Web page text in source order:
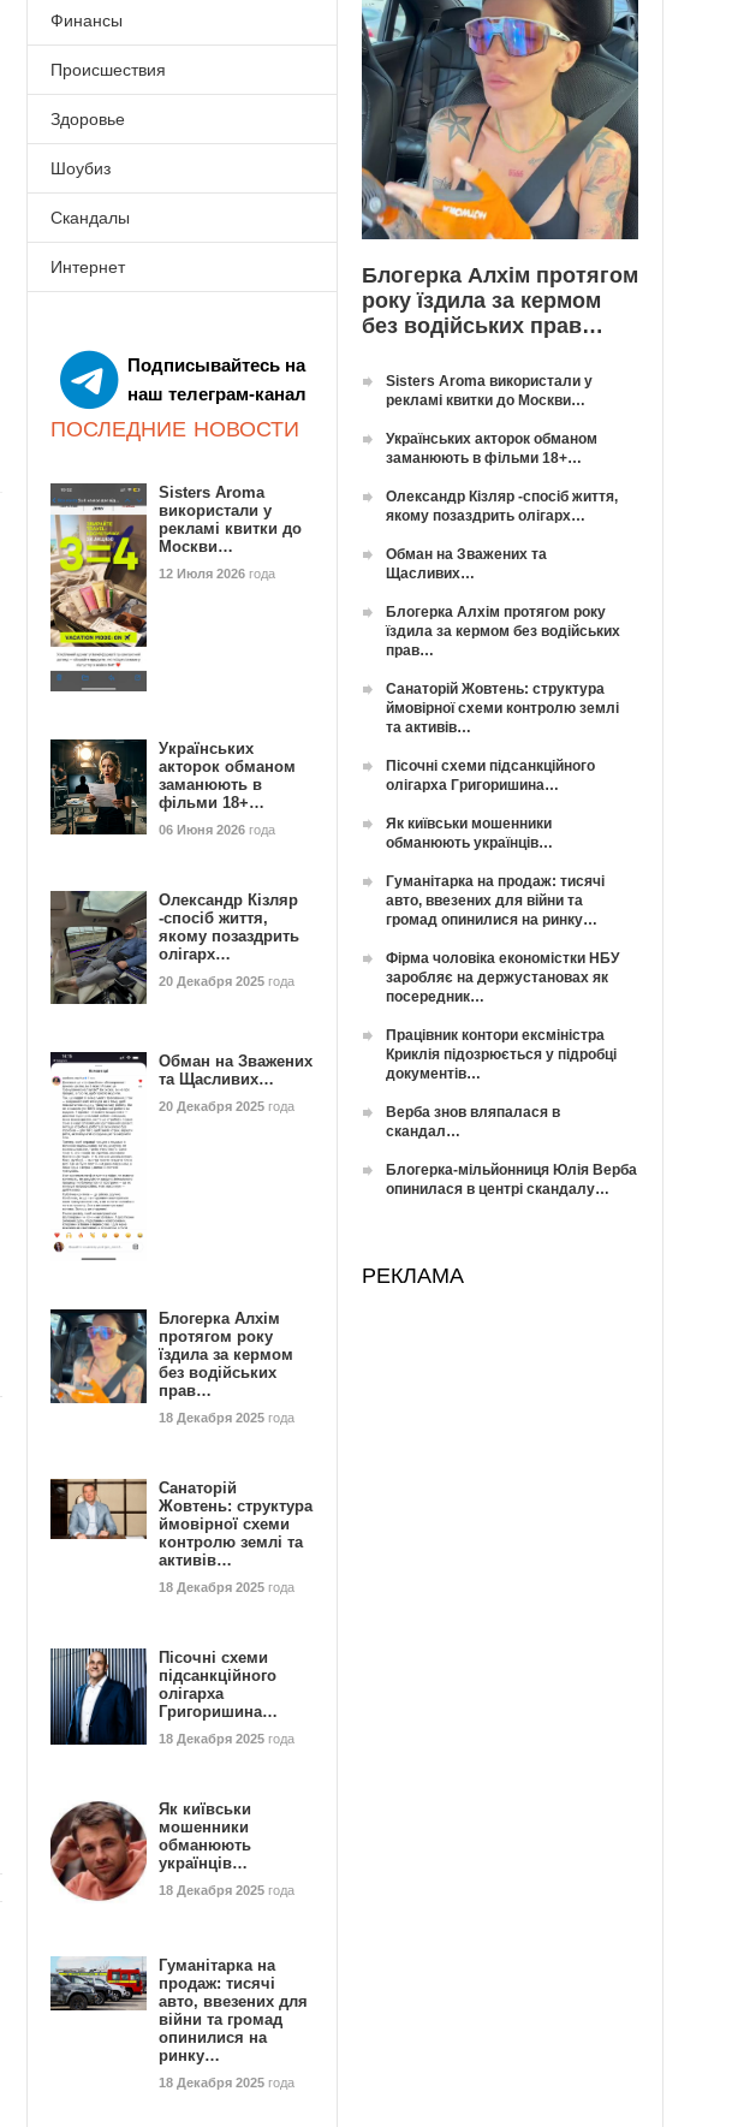
Финансы
Происшествия
Здоровье
Шоубиз
Скандалы
Интернет
Подписывайтесь на
наш телеграм-канал
ПОСЛЕДНИЕ НОВОСТИ
Sisters Aroma
використали у
рекламі квитки до
Москви…
12 Июля 2026 года
Українських
акторок обманом
заманюють в
фільми 18+…
06 Июня 2026 года
Олександр Кізляр
-спосіб життя,
якому позаздрить
олігарх…
20 Декабря 2025 года
Обман на Зважених
та Щасливих…
20 Декабря 2025 года
Блогерка Алхім
протягом року
їздила за кермом
без водійських
прав…
18 Декабря 2025 года
Санаторій
Жовтень: структура
ймовірної схеми
контролю землі та
активів…
18 Декабря 2025 года
Пісочні схеми
підсанкційного
олігарха
Григоришина…
18 Декабря 2025 года
Як київськи
мошенники
обманюють
українців…
18 Декабря 2025 года
Гуманітарка на
продаж: тисячі
авто, ввезених для
війни та громад
опинилися на
ринку…
18 Декабря 2025 года
Блогерка Алхім протягом
року їздила за кермом
без водійських прав…
Sisters Aroma використали у
рекламі квитки до Москви…
Українських акторок обманом
заманюють в фільми 18+…
Олександр Кізляр -спосіб життя,
якому позаздрить олігарх…
Обман на Зважених та
Щасливих…
Блогерка Алхім протягом року
їздила за кермом без водійських
прав…
Санаторій Жовтень: структура
ймовірної схеми контролю землі
та активів…
Пісочні схеми підсанкційного
олігарха Григоришина…
Як київськи мошенники
обманюють українців…
Гуманітарка на продаж: тисячі
авто, ввезених для війни та
громад опинилися на ринку…
Фірма чоловіка економістки НБУ
заробляє на держустановах як
посередник…
Працівник контори ексміністра
Криклія підозрюється у підробці
документів…
Верба знов вляпалася в
скандал…
Блогерка-мільйонниця Юлія Верба
опинилася в центрі скандалу…
РЕКЛАМА